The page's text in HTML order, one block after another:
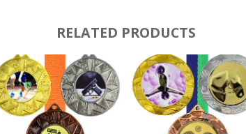
RELATED PRODUCTS